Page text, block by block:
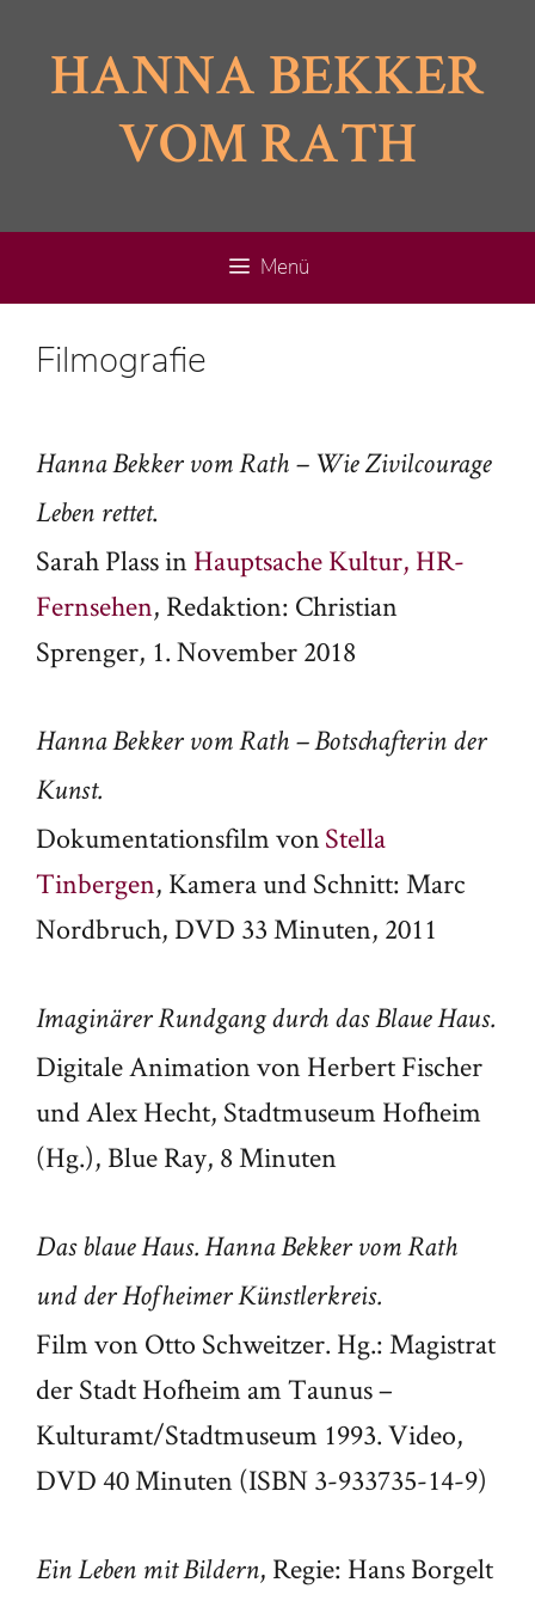
InhaltHANNA BEKKER
VOM RATH
Menü
Filmografie
Hanna Bekker vom Rath – Wie Zivilcourage
Leben rettet.
Sarah Plass inHauptsache Kultur, HR-
Fernsehen, Redaktion: Christian
Sprenger, 1. November 2018
Hanna Bekker vom Rath – Botschafterin der
Kunst.
Dokumentationsfilm vonStella
Tinbergen, Kamera und Schnitt: Marc
Nordbruch, DVD 33 Minuten, 2011
Imaginärer Rundgang durch das Blaue Haus.
Digitale Animation von Herbert Fischer
und Alex Hecht, Stadtmuseum Hofheim
(Hg.), Blue Ray, 8 Minuten
Das blaue Haus. Hanna Bekker vom Rath
und der Hofheimer Künstlerkreis.
Film von Otto Schweitzer. Hg.: Magistrat
der Stadt Hofheim am Taunus –
Kulturamt/Stadtmuseum 1993. Video,
DVD 40 Minuten (ISBN 3-933735-14-9)
Ein Leben mit Bildern, Regie: Hans Borgelt